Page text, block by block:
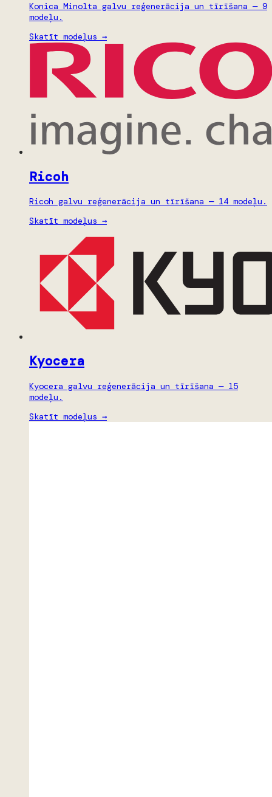
Konica Minolta galvu reģenerācija un tīrīšana — 9
modeļu.
Skatīt modeļus →
Ricoh
Ricoh galvu reģenerācija un tīrīšana — 14 modeļu.
Skatīt modeļus →
Kyocera
Kyocera galvu reģenerācija un tīrīšana — 15
modeļu.
Skatīt modeļus →